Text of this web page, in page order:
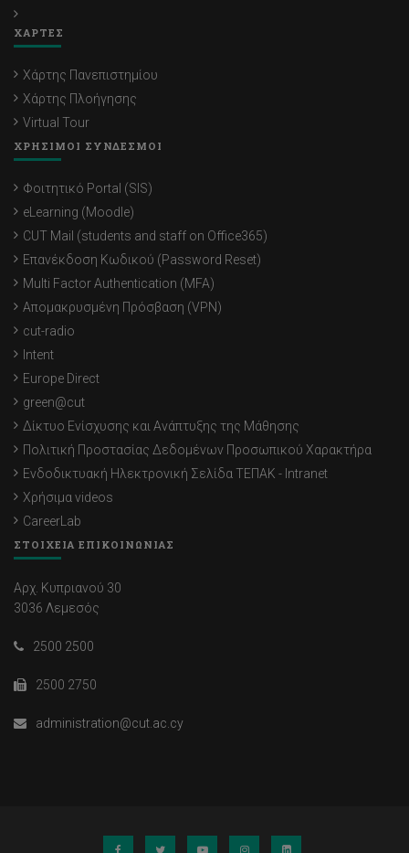
ΧΑΡΤΕΣ
Χάρτης Πανεπιστημίου
Χάρτης Πλοήγησης
Virtual Tour
ΧΡΗΣΙΜΟΙ ΣΥΝΔΕΣΜΟΙ
Φοιτητικό Portal (SIS)
eLearning (Moodle)
CUT Mail (students and staff on Office365)
Επανέκδοση Κωδικού (Password Reset)
Multi Factor Authentication (MFA)
Απομακρυσμένη Πρόσβαση (VPN)
cut-radio
Intent
Europe Direct
green@cut
Δίκτυο Ενίσχυσης και Ανάπτυξης της Μάθησης
Πολιτική Προστασίας Δεδομένων Προσωπικού Χαρακτήρα
Ενδοδικτυακή Ηλεκτρονική Σελίδα ΤΕΠΑΚ - Intranet
Χρήσιμα videos
CareerLab
ΣΤΟΙΧΕΙΑ ΕΠΙΚΟΙΝΩΝΙΑΣ
Αρχ. Κυπριανού 30
3036 Λεμεσός
2500 2500
2500 2750
administration@cut.ac.cy